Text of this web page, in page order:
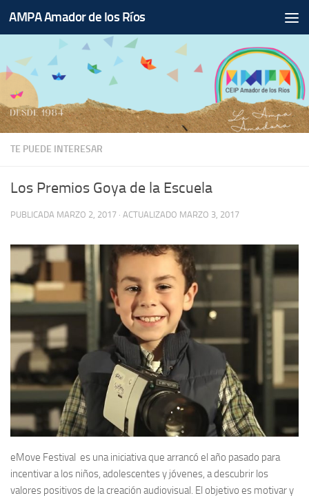
Saltar al contenido
AMPA Amador de los Ríos
TE PUEDE INTERESAR
Los Premios Goya de la Escuela
PUBLICADA MARZO 2, 2017 · ACTUALIZADO MARZO 3, 2017
eMove Festival es una iniciativa que arrancó el año pasado para
incentivar a los niños, adolescentes y jóvenes, a descubrir los
valores positivos de la creación audiovisual. El objetivo es motivar y